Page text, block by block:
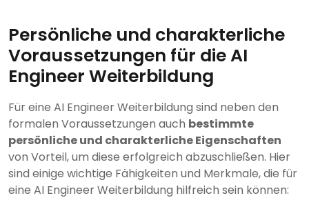
Persönliche und charakterliche
Voraussetzungen für die AI
Engineer Weiterbildung
Für eine AI Engineer Weiterbildung sind neben den
formalen Voraussetzungen auch bestimmte
persönliche und charakterliche Eigenschaften
von Vorteil, um diese erfolgreich abzuschließen. Hier
sind einige wichtige Fähigkeiten und Merkmale, die für
eine AI Engineer Weiterbildung hilfreich sein können: